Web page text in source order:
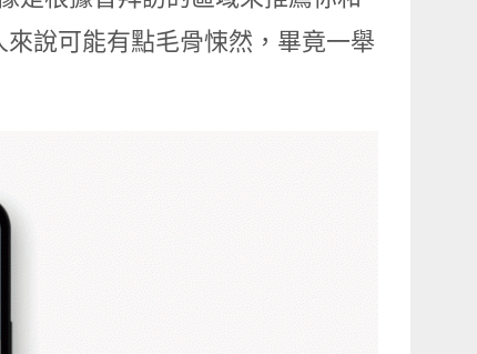
說可能有點毛骨悚然，畢竟一舉